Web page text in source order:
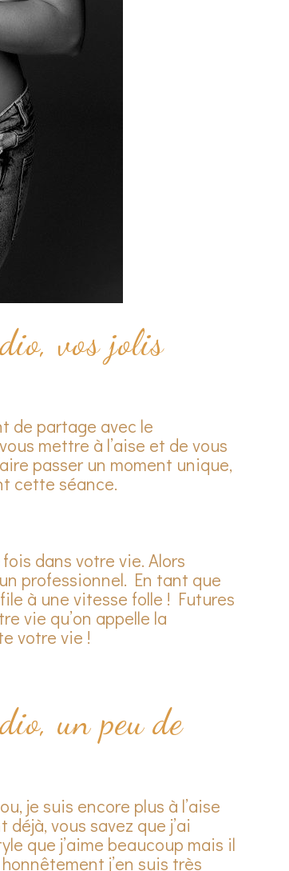
vos jolis
de partage avec le
mettre à l’aise et de vous
passer un moment unique,
cette séance.
dans votre vie. Alors
professionnel. En tant que
à une vitesse folle ! Futures
vie qu’on appelle la
votre vie !
un peu de
je suis encore plus à l’aise
vous savez que j’ai
que j’aime beaucoup mais il
j’en suis très